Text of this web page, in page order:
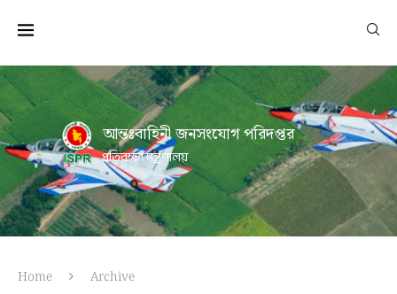
আন্তঃবাহিনী জনসংযোগ পরিদপ্তর
প্রতিরক্ষা মন্ত্রণালয়
Home Archive